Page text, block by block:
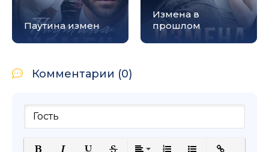
Паутина измен
Измена в
прошлом
Комментарии (0)